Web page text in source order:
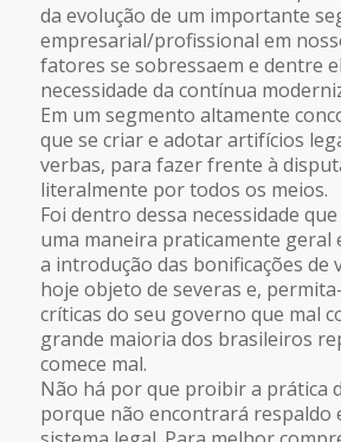
da evolução de um importante
empresarial/profissional em
fatores se sobressaem e dentre
necessidade da contínua
Em um segmento altamente
que se criar e adotar artifícios
verbas, para fazer frente à
literalmente por todos os meios.
Foi dentro dessa necessidade
uma maneira praticamente geral
a introdução das bonificações de
hoje objeto de severas e,
críticas do seu governo que mal
grande maioria dos brasileiros
comece mal.
Não há por que proibir a prática
porque não encontrará respaldo